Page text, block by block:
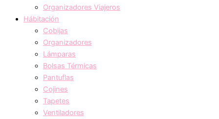
Organizadores Viajeros
Hábitación
Cobijas
Organizadores
Lámparas
Bolsas Térmicas
Pantuflas
Cojines
Tapetes
Ventiladores